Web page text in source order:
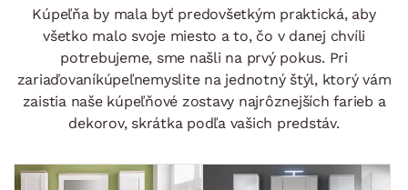
Kúpeľňa by mala byť predovšetkým praktická, aby
všetko malo svoje miesto a to, čo v danej chvíli
potrebujeme, sme našli na prvý pokus. Pri
zariaďovaníkúpeľnemyslite na jednotný štýl, ktorý vám
zaistia naše kúpeľňové zostavy najrôznejších farieb a
dekorov, skrátka podľa vašich predstáv.